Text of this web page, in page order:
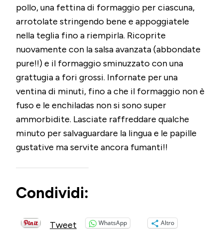
pollo, una fettina di formaggio per ciascuna,
arrotolate stringendo bene e appoggiatele
nella teglia fino a riempirla. Ricoprite
nuovamente con la salsa avanzata (abbondate
pure!!) e il formaggio sminuzzato con una
grattugia a fori grossi. Infornate per una
ventina di minuti, fino a che il formaggio non è
fuso e le enchiladas non si sono super
ammorbidite. Lasciate raffreddare qualche
minuto per salvaguardare la lingua e le papille
gustative ma servite ancora fumanti!!
Condividi:
Tweet WhatsApp Altro